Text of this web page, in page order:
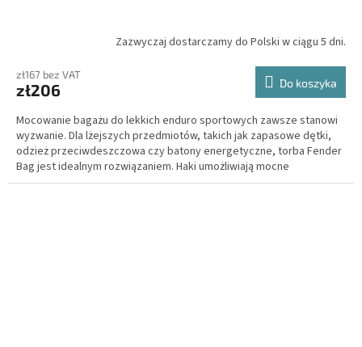
Zazwyczaj dostarczamy do Polski w ciągu 5 dni.
zł167 bez VAT
zł206 Do koszyka
Mocowanie bagażu do lekkich enduro sportowych zawsze stanowi
wyzwanie. Dla lżejszych przedmiotów, takich jak zapasowe dętki,
odzież przeciwdeszczowa czy batony energetyczne, torba Fender
Bag jest idealnym rozwiązaniem. Haki umożliwiają mocne
zaciągnięcie paska, zapewniając pewne połączenie z błotnikiem.